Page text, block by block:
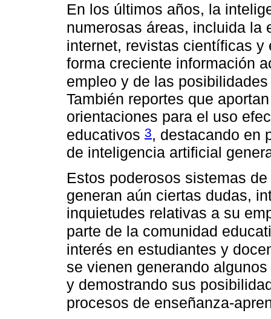
En los últimos años, la
numerosas áreas, incluida la
internet, revistas científicas
forma creciente información
empleo y de las
También reportes que
orientaciones para el uso
educativos 3, destacando en
de inteligencia artificial
Estos poderosos sistemas
generan aún ciertas dudas,
inquietudes relativas a su
parte de la comunidad
interés en estudiantes y
se vienen generando
y demostrando sus
procesos de enseñanza-